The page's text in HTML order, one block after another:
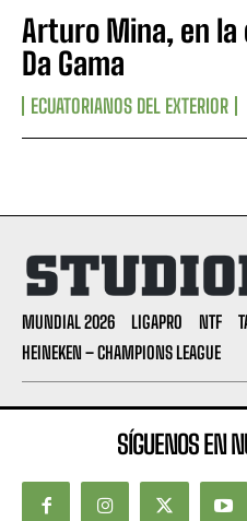
Arturo Mina, en la
Da Gama
ECUATORIANOS DEL EXTERIOR
MUNDIAL 2026 LIGAPRO NTF
HEINEKEN – CHAMPIONS LEAGUE
SÍGUENOS EN